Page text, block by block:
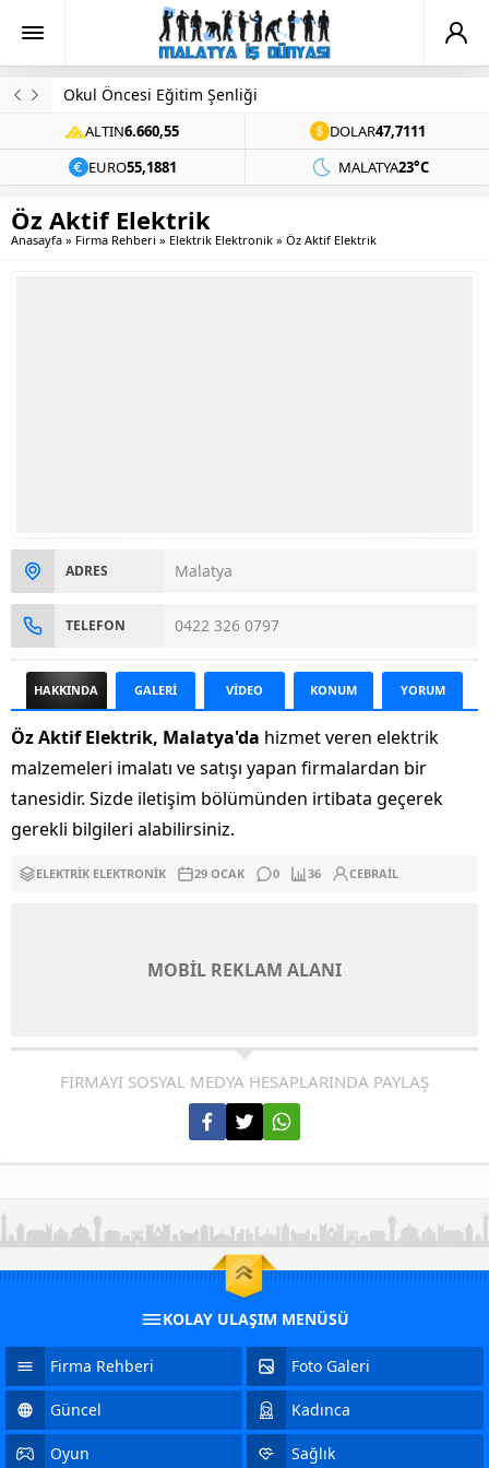
Okul Öncesi Eğitim Şenliği
ALTIN6.660,55 DOLAR47,7111
EURO55,1881 MALATYA23°C
Öz Aktif Elektrik
Anasayfa » Firma Rehberi » Elektrik Elektronik » Öz Aktif Elektrik
ADRES Malatya
TELEFON 0422 326 0797
HAKKINDA GALERİ VİDEO KONUM YORUM
Öz Aktif Elektrik, Malatya'da hizmet veren elektrik
malzemeleri imalatı ve satışı yapan firmalardan bir
tanesidir. Sizde iletişim bölümünden irtibata geçerek
gerekli bilgileri alabilirsiniz.
ELEKTRIK ELEKTRONIK 29 OCAK 0 36 CEBRAIL
MOBİL REKLAM ALANI
FİRMAYI SOSYAL MEDYA HESAPLARINDA PAYLAŞ
KOLAY ULAŞIM MENÜSÜ
Firma Rehberi Foto Galeri
Güncel Kadınca
Oyun Sağlık